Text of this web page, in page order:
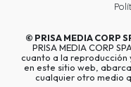
© PRISA MEDIA CORP
PRISA MEDIA CORP
cuanto a la reproducción
en este sitio web,
cualquier otro medio